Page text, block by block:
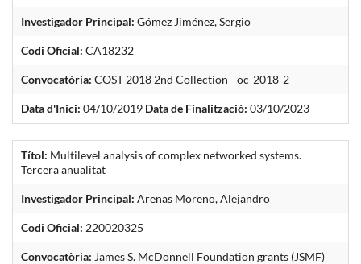
Investigador Principal: Gómez Jiménez, Sergio
Codi Oficial: CA18232
Convocatòria: COST 2018 2nd Collection - oc-2018-2
Data d'Inici: 04/10/2019 Data de Finalització: 03/10/2023
Títol: Multilevel analysis of complex networked systems.
Tercera anualitat
Investigador Principal: Arenas Moreno, Alejandro
Codi Oficial: 220020325
Convocatòria: James S. McDonnell Foundation grants (JSMF)